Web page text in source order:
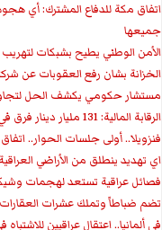
‏اتفاق مكة للدفاع المشترك: أي
جميعها
الأمن الوطني يطيح بشبكات
الخزانة بشان رفع العقوبات عن
مستشار حكومي يكشف الحل
الرقابة المالية: 131 مليار دينار فرق في حسابات الكهرباء مع الجانب الإيراني
فنزويلا.. أولى جلسات الحوار..
اي تهديد ينطلق من الأراضي
فصائل عراقية تستعد لهجمات
تضم ضباطاً وتملك عشرات
في ألمانيا.. اعتقال عراقيين